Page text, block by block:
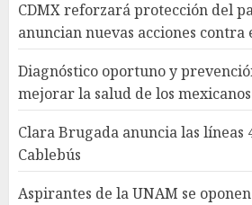
CDMX reforzará protección del
anuncian nuevas acciones contra
Diagnóstico oportuno y
mejorar la salud de los mexicanos
Clara Brugada anuncia las líneas
Cablebús
Aspirantes de la UNAM se